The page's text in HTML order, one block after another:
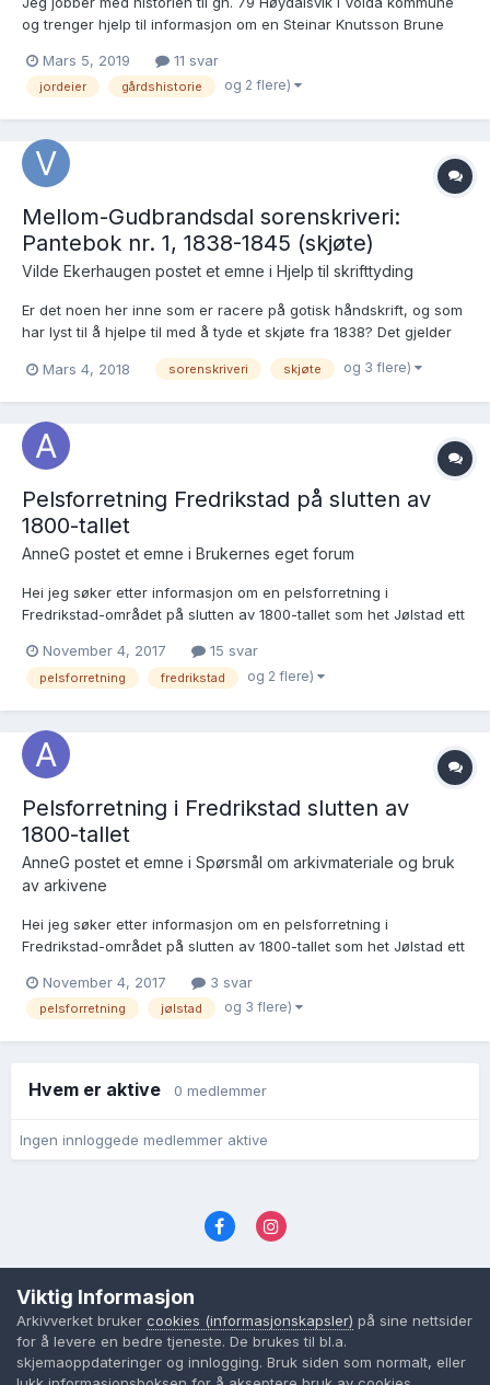
og trenger hjelp til informasjon om en Steinar Knutsson Brune
129 står det: I 1699 var Johan Frimann eigar av garden, og
garden var i Frimannætta til eit skif...
Mars 5, 2019 11 svar
jordeier gårdshistorie og 2 flere)
Mellom-Gudbrandsdal sorenskriveri:
Pantebok nr. 1, 1838-1845 (skjøte)
Vilde Ekerhaugen postet et emne i Hjelp til skrifttyding
Er det noen her inne som er racere på gotisk håndskrift, og som
har lyst til å hjelpe til med å tyde et skjøte fra 1838? Det gjelder
mælkrakkfiske i Lågen (ifb. lågåsildfiske), og at gårdene
Mars 4, 2018 sorenskriveri skjøte og 3 flere)
Pelsforretning Fredrikstad på slutten av
1800-tallet
AnneG postet et emne i Brukernes eget forum
Hei jeg søker etter informasjon om en pelsforretning i
Fredrikstad-området på slutten av 1800-tallet som het Jølstad ett
skrevet på Anne måte. Kan noen hjelpe meg med å gi tips om
hvor jeg evt kan finne bøker/kilder om forretning...
November 4, 2017 15 svar
pelsforretning fredrikstad og 2 flere)
Pelsforretning i Fredrikstad slutten av
1800-tallet
AnneG postet et emne i Spørsmål om arkivmateriale og bruk
av arkivene
Hei jeg søker etter informasjon om en pelsforretning i
Fredrikstad-området på slutten av 1800-tallet som het Jølstad ett
skrevet på Anne måte. Kan noen hjelpe meg med å gi tips om
hvor jeg evt kan finne bøker/kilder om forretninger...
November 4, 2017 3 svar
pelsforretning jølstad og 3 flere)
Hvem er aktive 0 medlemmer
Ingen innloggede medlemmer aktive
Cookies (informasjonskapsler)
Powered by Invision Community
Viktig Informasjon
Arkivverket bruker cookies (informasjonskapsler) på sine nettsider
for å levere en bedre tjeneste. De brukes til bl.a.
skjemaoppdateringer og innlogging. Bruk siden som normalt, eller